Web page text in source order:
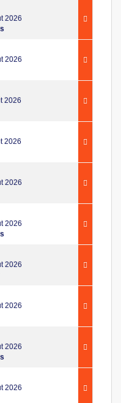
2026
2026
2026
2026
2026
2026
2026
2026
2026
2026